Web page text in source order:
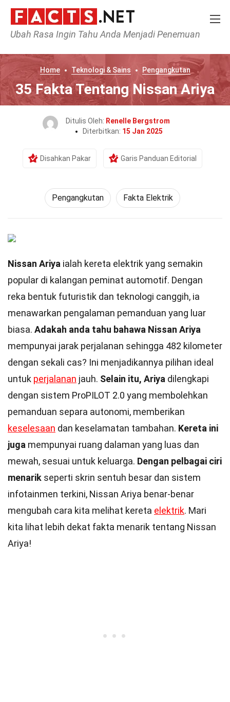
Ubah Rasa Ingin Tahu Anda Menjadi Penemuan
Home Teknologi & Sains Pengangkutan
35 Fakta Tentang Nissan Ariya
Ditulis Oleh: Renelle Bergstrom
Diterbitkan: 15 Jan 2025
Disahkan Pakar Garis Panduan Editorial
Pengangkutan Fakta Elektrik
Nissan Ariya ialah kereta elektrik yang semakin
popular di kalangan peminat automotif. Dengan
reka bentuk futuristik dan teknologi canggih, ia
menawarkan pengalaman pemanduan yang luar
biasa. Adakah anda tahu bahawa Nissan Ariya
mempunyai jarak perjalanan sehingga 482 kilometer
dengan sekali cas? Ini menjadikannya pilihan ideal
untuk perjalanan jauh. Selain itu, Ariya dilengkapi
dengan sistem ProPILOT 2.0 yang membolehkan
pemanduan separa autonomi, memberikan
keselesaan dan keselamatan tambahan. Kereta ini
juga mempunyai ruang dalaman yang luas dan
mewah, sesuai untuk keluarga. Dengan pelbagai ciri
menarik seperti skrin sentuh besar dan sistem
infotainmen terkini, Nissan Ariya benar-benar
mengubah cara kita melihat kereta elektrik. Mari
kita lihat lebih dekat fakta menarik tentang Nissan
Ariya!